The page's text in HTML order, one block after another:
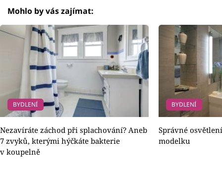
Mohlo by vás zajímat:
BYDLENÍ
Nezavíráte záchod při splachování? Aneb
7 zvyků, kterými hýčkáte bakterie
v koupelně
BYDLENÍ
Správné
modelku